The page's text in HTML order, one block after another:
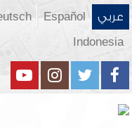
عربي Español
Indonesia